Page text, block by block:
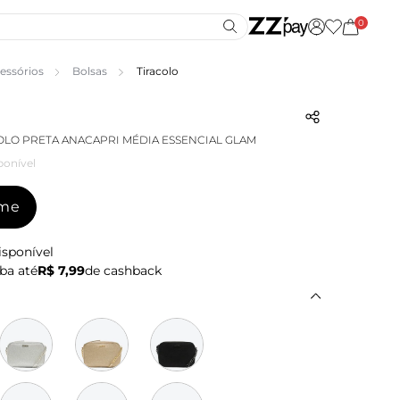
0
Bolsas Tiracolo
PRETA ANACAPRI MÉDIA ESSENCIAL GLAM
atéR$ 7,99de cashback